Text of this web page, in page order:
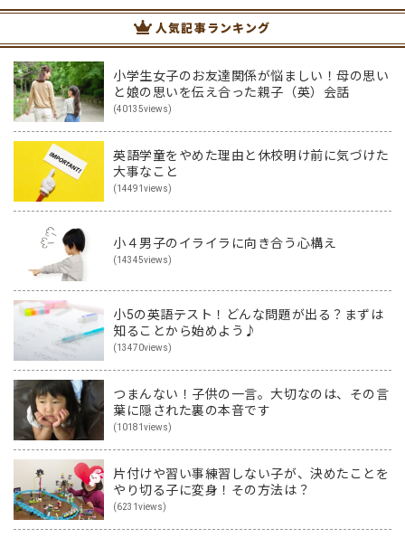
人気記事ランキング
小学生女子のお友達関係が悩ましい！母の思い
と娘の思いを伝え合った親子（英）会話
(40135views)
英語学童をやめた理由と休校明け前に気づけた
大事なこと
(14491views)
小４男子のイライラに向き合う心構え
(14345views)
小5の英語テスト！どんな問題が出る？まずは
知ることから始めよう♪
(13470views)
つまんない！子供の一言。大切なのは、その言
葉に隠された裏の本音です
(10181views)
片付けや習い事練習しない子が、決めたことを
やり切る子に変身！その方法は？
(6231views)